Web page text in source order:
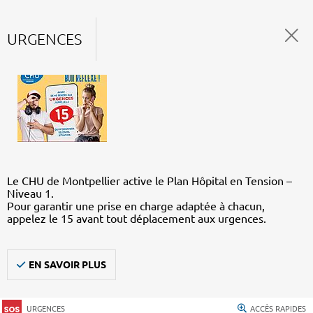
URGENCES
Le CHU de Montpellier active le Plan Hôpital en Tension –
Niveau 1.
Pour garantir une prise en charge adaptée à chacun,
appelez le 15 avant tout déplacement aux urgences.
EN SAVOIR PLUS
URGENCES ACCÈS RAPIDES